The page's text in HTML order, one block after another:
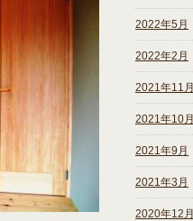
2022年5月
2022年2月
2021年11月
2021年10月
2021年9月
2021年3月
2020年12月